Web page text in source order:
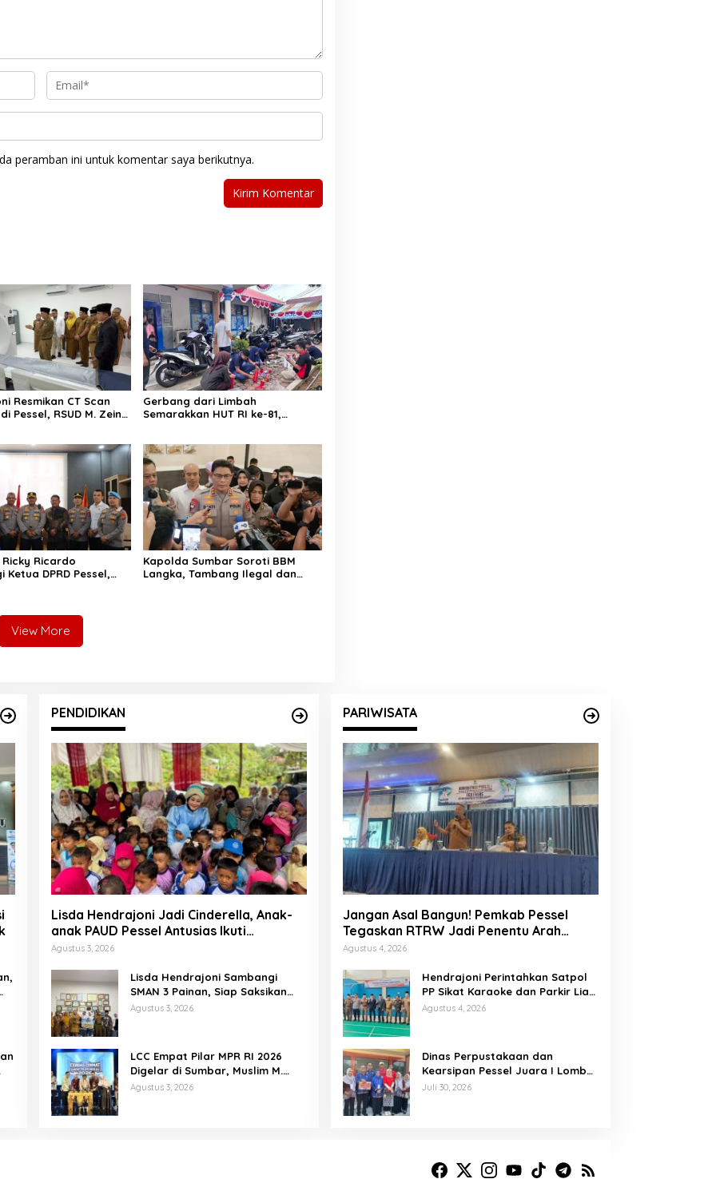
peramban ini untuk komentar saya berikutnya.
Resmikan CT Scan
Pessel, RSUD M. Zein
Gerbang dari Limbah
Semarakkan HUT RI ke-81,
Ricardo
Ketua DPRD Pessel,
Kapolda Sumbar Soroti BBM
Langka, Tambang Ilegal dan
View More
PENDIDIKAN
Lisda Hendrajoni Jadi Cinderella, Anak-
anak PAUD Pessel Antusias Ikuti
Dongeng
Agustus 3, 2026
Lisda Hendrajoni Sambangi
SMAN 3 Painan, Siap Saksikan
Perjuangan Tim LCC Empat Pilar
Agustus 3, 2026
LCC Empat Pilar MPR RI 2026
Digelar di Sumbar, Muslim M.
Yatim Tekankan Pentingnya
Agustus 3, 2026
PARIWISATA
Jangan Asal Bangun! Pemkab Pessel
Tegaskan RTRW Jadi Penentu Arah
Pembangunan
Agustus 4, 2026
Hendrajoni Perintahkan Satpol
PP Sikat Karaoke dan Parkir Liar
di Pesisir Selatan
Agustus 4, 2026
Dinas Perpustakaan dan
Kearsipan Pessel Juara I Lomba
Memasak Palai Bada dan
Juli 30, 2026